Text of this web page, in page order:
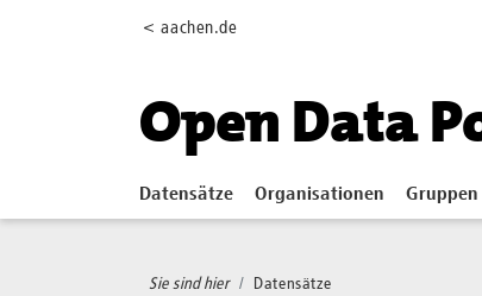
< aachen.de
Open Data
Datensätze Organisationen Gruppen
Sie sind hier Datensätze